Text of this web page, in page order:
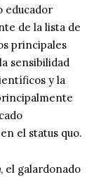
educador
de la lista de
principales
sensibilidad
y la
el status quo.
, el galardonado